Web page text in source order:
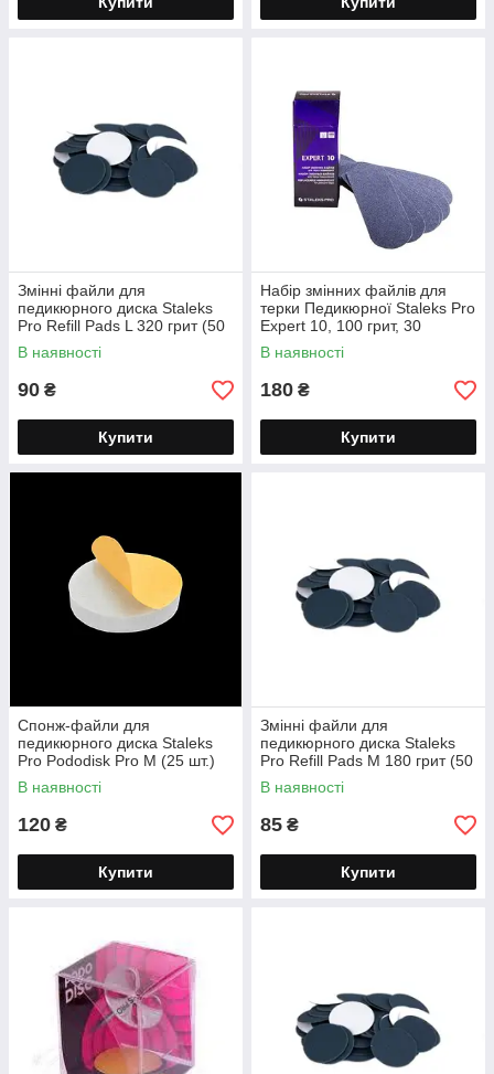
Змінні файли для
педикюрного диска Staleks
Pro Refill Pads L 320 грит (50
шт.) PDF-25-320
В наявності
90 ₴
Купити
Набір змінних файлів для
терки Педикюрної Staleks Pro
Expert 10, 100 грит, 30
шт.DFE-10-100
В наявності
180 ₴
Купити
Спонж-файли для
педикюрного диска Staleks
Pro Pododisk Pro M (25 шт.)
320 гритів PDFB-20
В наявності
120 ₴
Купити
Змінні файли для
педикюрного диска Staleks
Pro Refill Pads M 180 грит (50
шт.) PDF-20-180
В наявності
85 ₴
Купити